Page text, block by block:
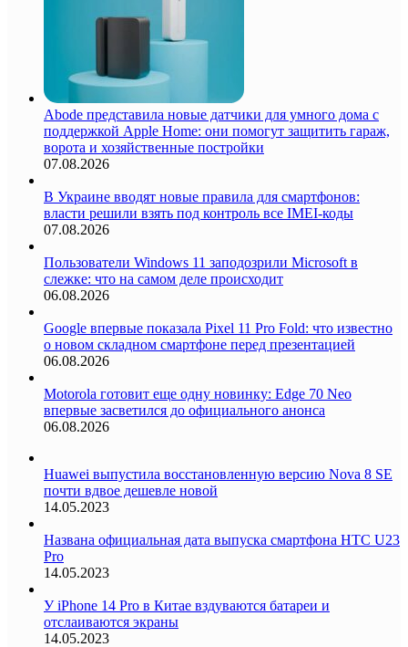
Abode представила новые датчики для умного дома с
поддержкой Apple Home: они помогут защитить гараж,
ворота и хозяйственные постройки
07.08.2026
В Украине вводят новые правила для смартфонов:
власти решили взять под контроль все IMEI-коды
07.08.2026
Пользователи Windows 11 заподозрили Microsoft в
слежке: что на самом деле происходит
06.08.2026
Google впервые показала Pixel 11 Pro Fold: что известно
о новом складном смартфоне перед презентацией
06.08.2026
Motorola готовит еще одну новинку: Edge 70 Neo
впервые засветился до официального анонса
06.08.2026
Huawei выпустила восстановленную версию Nova 8 SE
почти вдвое дешевле новой
14.05.2023
Названа официальная дата выпуска смартфона HTC U23
Pro
14.05.2023
У iPhone 14 Pro в Китае вздуваются батареи и
отслаиваются экраны
14.05.2023